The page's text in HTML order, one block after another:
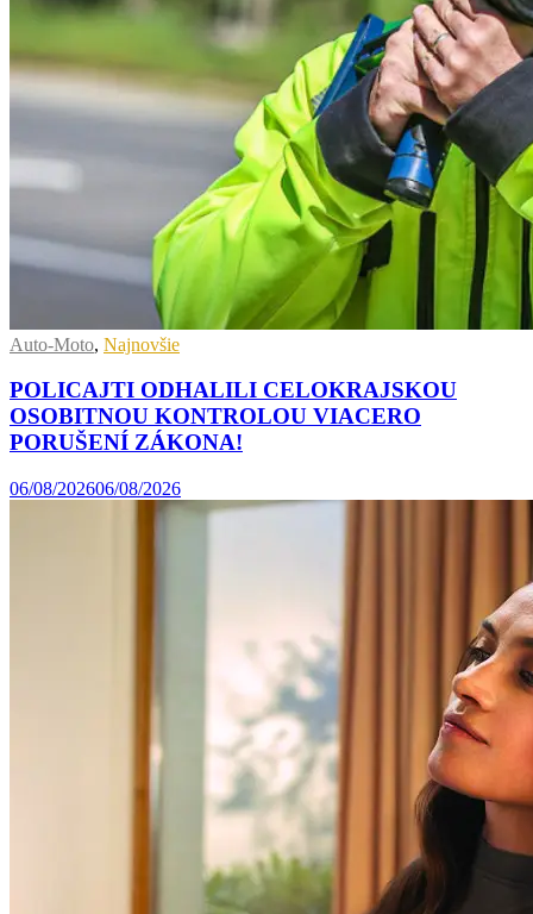
Auto-Moto, Najnovšie
POLICAJTI ODHALILI CELOKRAJSKOU
OSOBITNOU KONTROLOU VIACERO
PORUŠENÍ ZÁKONA!
06/08/202606/08/2026